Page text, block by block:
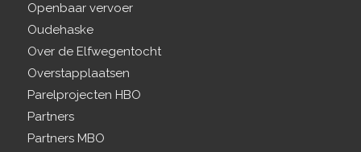
Openbaar vervoer
Oudehaske
Over de Elfwegentocht
Overstapplaatsen
Parelprojecten HBO
Partners
Partners MBO